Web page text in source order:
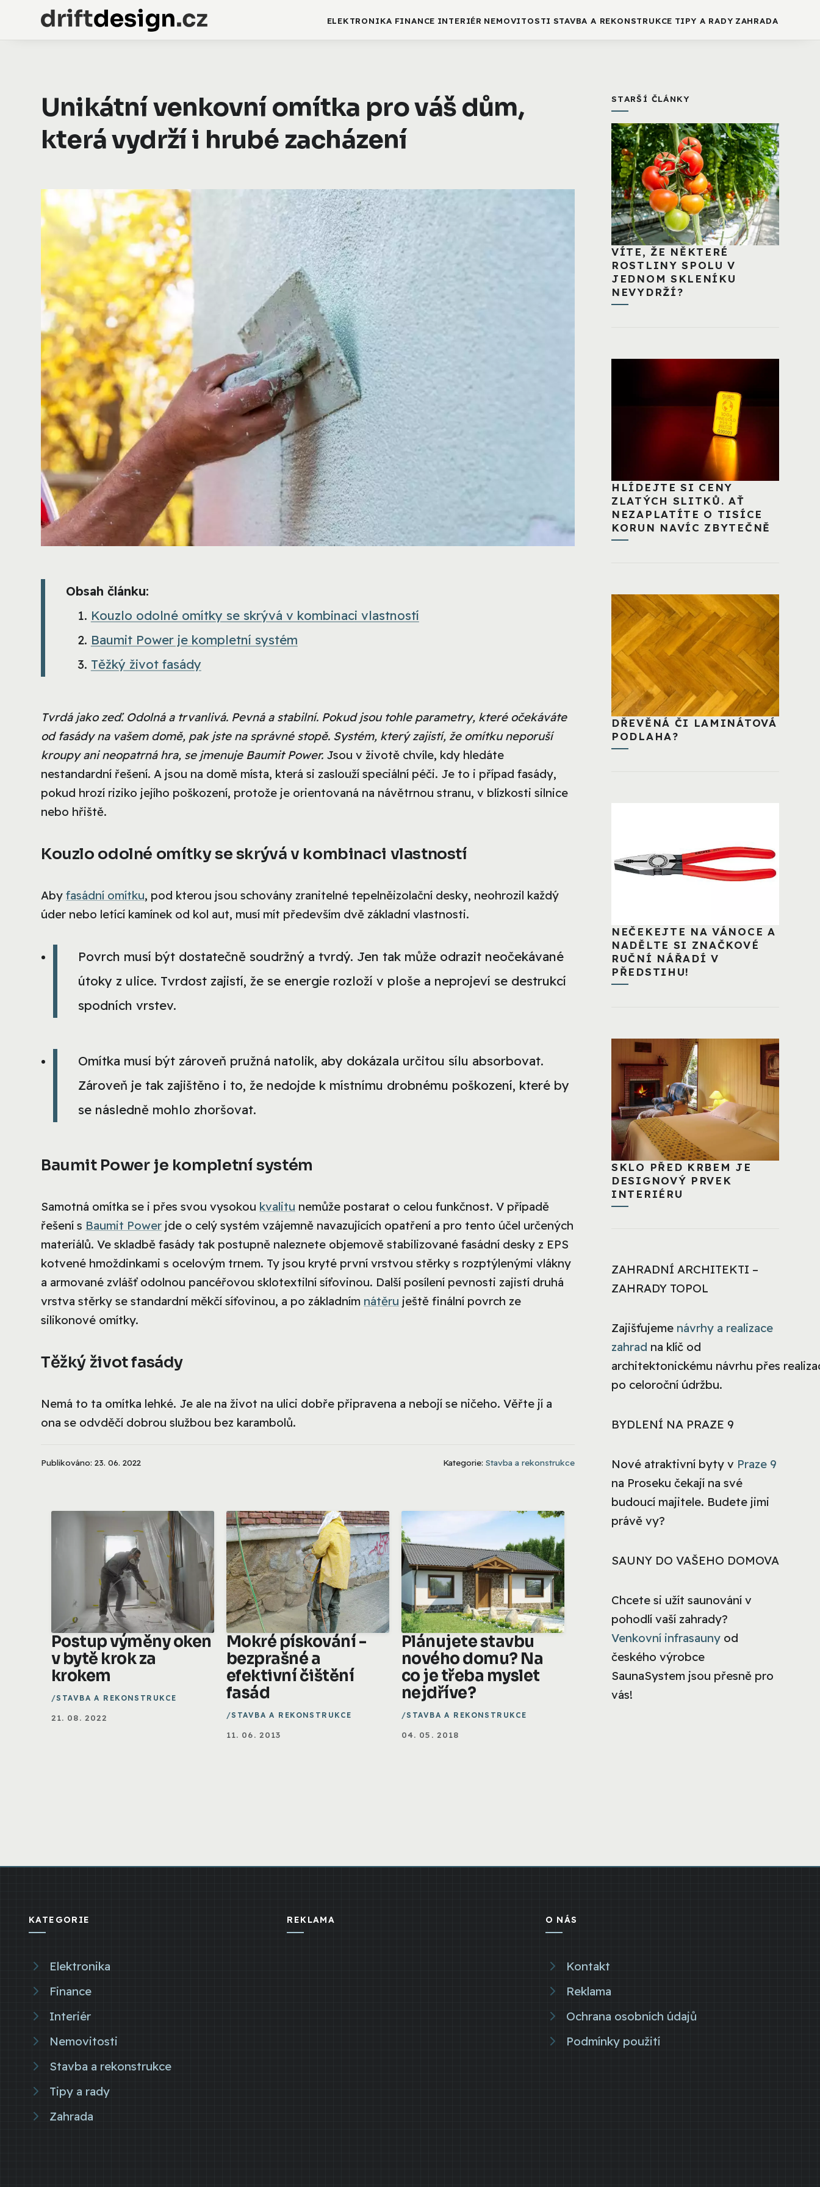
ELEKTRONIKA FINANCE INTERIÉR NEMOVITOSTI STAVBA A REKONSTRUKCE TIPY A RADY ZAHRADA
Unikátní venkovní omítka pro váš dům,
která vydrží i hrubé zacházení
Obsah článku:
Kouzlo odolné omítky se skrývá v kombinaci vlastností
Baumit Power je kompletní systém
Těžký život fasády
Tvrdá jako zeď. Odolná a trvanlivá. Pevná a stabilní. Pokud jsou tohle parametry, které očekáváte
od fasády na vašem domě, pak jste na správné stopě. Systém, který zajistí, že omítku neporuší
kroupy ani neopatrná hra, se jmenuje Baumit Power. Jsou v životě chvíle, kdy hledáte
nestandardní řešení. A jsou na domě místa, která si zaslouží speciální péči. Je to i případ fasády,
pokud hrozí riziko jejího poškození, protože je orientovaná na návětrnou stranu, v blízkosti silnice
nebo hřiště.
Kouzlo odolné omítky se skrývá v kombinaci vlastností
Aby fasádní omítku, pod kterou jsou schovány zranitelné tepelněizolační desky, neohrozil každý
úder nebo letící kamínek od kol aut, musí mít především dvě základní vlastnosti.
Povrch musí být dostatečně soudržný a tvrdý. Jen tak může odrazit neočekávané
útoky z ulice. Tvrdost zajistí, že se energie rozloží v ploše a neprojeví se destrukcí
spodních vrstev.
Omítka musí být zároveň pružná natolik, aby dokázala určitou sílu absorbovat.
Zároveň je tak zajištěno i to, že nedojde k místnímu drobnému poškození, které by
se následně mohlo zhoršovat.
Baumit Power je kompletní systém
Samotná omítka se i přes svou vysokou kvalitu nemůže postarat o celou funkčnost. V případě
řešení s Baumit Power jde o celý systém vzájemně navazujících opatření a pro tento účel určených
materiálů. Ve skladbě fasády tak postupně naleznete objemově stabilizované fasádní desky z EPS
kotvené hmoždinkami s ocelovým trnem. Ty jsou kryté první vrstvou stěrky s rozptýlenými vlákny
a armované zvlášť odolnou pancéřovou sklotextilní síťovinou. Další posílení pevnosti zajistí druhá
vrstva stěrky se standardní měkčí síťovinou, a po základním nátěru ještě finální povrch ze
silikonové omítky.
Těžký život fasády
Nemá to ta omítka lehké. Je ale na život na ulici dobře připravena a nebojí se ničeho. Věřte jí a
ona se odvděčí dobrou službou bez karambolů.
Publikováno: 23. 06. 2022 Kategorie: Stavba a rekonstrukce
Postup výměny oken
v bytě krok za
krokem
STAVBA A REKONSTRUKCE
21. 08. 2022
Mokré pískování -
bezprašné a
efektivní čištění
fasád
STAVBA A REKONSTRUKCE
11. 06. 2013
Plánujete stavbu
nového domu? Na
co je třeba myslet
nejdříve?
STAVBA A REKONSTRUKCE
04. 05. 2018
STARŠÍ ČLÁNKY
VÍTE, ŽE NĚKTERÉ
ROSTLINY SPOLU V
JEDNOM SKLENÍKU
NEVYDRŽÍ?
HLÍDEJTE SI CENY
ZLATÝCH SLITKŮ. AŤ
NEZAPLATÍTE O TISÍCE
KORUN NAVÍC ZBYTEČNĚ
DŘEVĚNÁ ČI LAMINÁTOVÁ
PODLAHA?
NEČEKEJTE NA VÁNOCE A
NADĚLTE SI ZNAČKOVÉ
RUČNÍ NÁŘADÍ V
PŘEDSTIHU!
SKLO PŘED KRBEM JE
DESIGNOVÝ PRVEK
INTERIÉRU
ZAHRADNÍ ARCHITEKTI –
ZAHRADY TOPOL
Zajišťujeme návrhy a realizace
zahrad na klíč od
architektonickému návrhu přes
po celoroční údržbu.
BYDLENÍ NA PRAZE 9
Nové atraktivní byty v Praze 9
na Proseku čekají na své
budoucí majitele. Budete jimi
právě vy?
SAUNY DO VAŠEHO DOMOVA
Chcete si užít saunování v
pohodlí vaší zahrady?
Venkovní infrasauny od
českého výrobce
SaunaSystem jsou přesně pro
vás!
KATEGORIE
Elektronika
Finance
Interiér
Nemovitosti
Stavba a rekonstrukce
Tipy a rady
Zahrada
REKLAMA O NÁS
Kontakt
Reklama
Ochrana osobních údajů
Podmínky použití